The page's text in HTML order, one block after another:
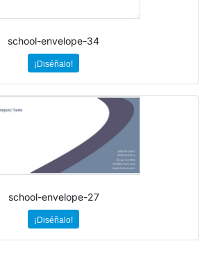
school-envelope-34
¡Diséñalo!
school-envelope-27
¡Diséñalo!